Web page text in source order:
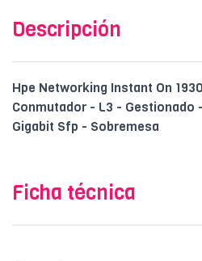
Descripción
Hpe Networking Instant On
Conmutador - L3 - Gestionado
Gigabit Sfp - Sobremesa
Ficha técnica